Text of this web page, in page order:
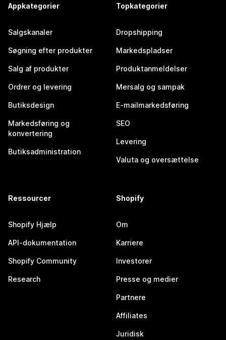
Appkategorier
Salgskanaler
Søgning efter produkter
Salg af produkter
Ordrer og levering
Butiksdesign
Markedsføring og
konvertering
Butiksadministration
Topkategorier
Dropshipping
Markedspladser
Produktanmeldelser
Mersalg og sampak
E-mailmarkedsføring
SEO
Levering
Valuta og oversættelse
Ressourcer
Shopify Hjælp
API-dokumentation
Shopify Community
Research
Shopify
Om
Karriere
Investorer
Presse og medier
Partnere
Affiliates
Juridisk